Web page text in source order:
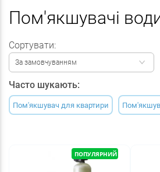
Пом'якшувачі
Сортувати:
За замовчуванням
Часто шукають:
Пом'якшувач для квартири
ПОПУЛЯРНИЙ